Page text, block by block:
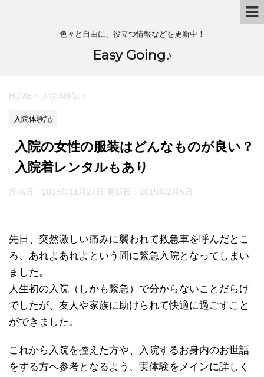
色々と自由に、役立つ情報などを更新中！
Easy Going♪
HOME > 入院体験記 >
入院体験記
入院の女性の服装はどんなものが良い？
入院着レンタルもあり
投稿日：2018年11月27日 更新日： 2019年2月5日
先日、突然激しい痛みに襲われて救急車を呼んだとこ
ろ、あれよあれよという間に緊急入院となってしまい
ました。
人生初の入院（しかも緊急）で分からないことだらけ
でしたが、友人や家族に助けられて快適に過ごすこと
ができました。
これから入院を控えた方や、入院するお身内のお世話
をする方へ参考となるよう、実体験をメインに詳しく